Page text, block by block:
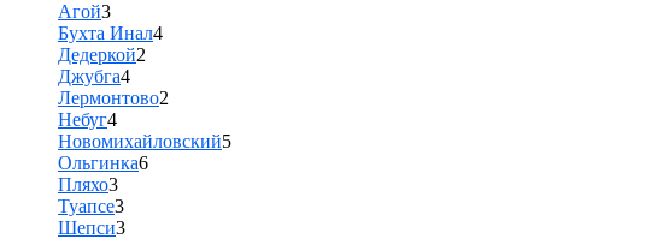
Агой3
Бухта Инал4
Дедеркой2
Джубга4
Лермонтово2
Небуг4
Новомихайловский5
Ольгинка6
Пляхо3
Туапсе3
Шепси3